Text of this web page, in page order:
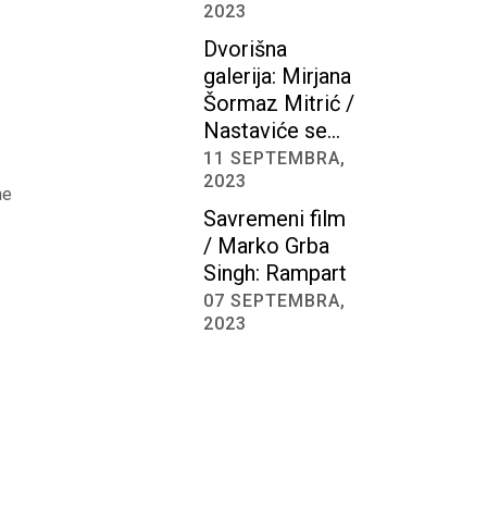
2023
Dvorišna
galerija: Mirjana
Šormaz Mitrić /
Nastaviće se…
11 SEPTEMBRA,
2023
Savremeni film
/ Marko Grba
Singh: Rampart
07 SEPTEMBRA,
2023